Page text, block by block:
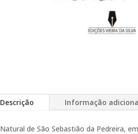
Descrição Informação
Natural de São Sebastião da Pedreira,